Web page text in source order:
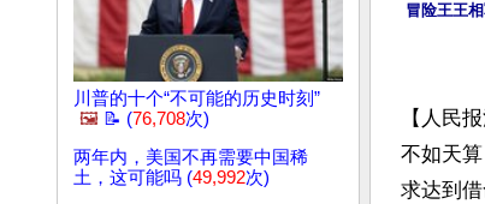
川普的十个“不可能的历史时刻”
🖼️ 📝 (76,708次)
两年内，美国不再需要中国稀
土，这可能吗 (49,992次)
冒险王王
【人民
不如天
求达到